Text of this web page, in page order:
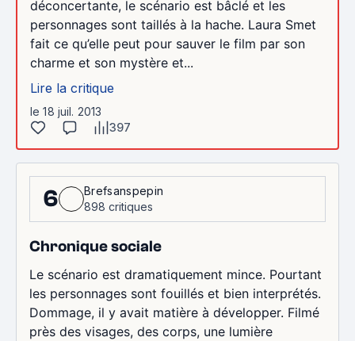
déconcertante, le scénario est bâclé et les
personnages sont taillés à la hache. Laura Smet
fait ce qu’elle peut pour sauver le film par son
charme et son mystère et...
Lire la critique
le 18 juil. 2013
397
6
Brefsanspepin
898 critiques
Chronique sociale
Le scénario est dramatiquement mince. Pourtant
les personnages sont fouillés et bien interprétés.
Dommage, il y avait matière à développer. Filmé
près des visages, des corps, une lumière